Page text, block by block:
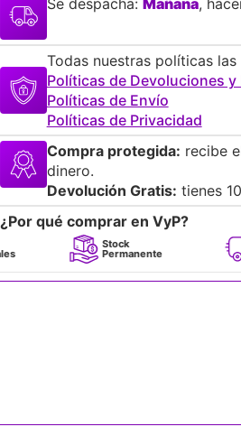
Se despacha: Mañana,
Todas nuestras políticas
Políticas de Devoluciones y
Políticas de Envío
Políticas de Privacidad
Compra protegida: recibe
dinero.
Devolución Gratis: tienes
¿Por qué comprar en VyP?
Stock
Permanente a